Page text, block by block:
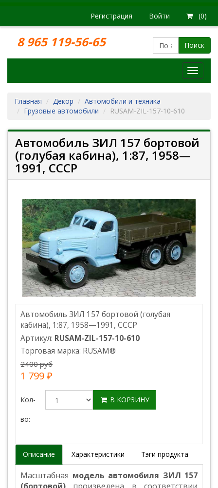
Регистрация Войти (0)
8 965 119-56-65 Поиск
Модели
Главная
Декор
Автомобили и техника
Грузовые автомобили
RUSAM-ZIL-157-10-610
Автомобиль ЗИЛ 157 бортовой
(голубая кабина), 1:87, 1958—
1991, СССР
Автомобиль ЗИЛ 157 бортовой (голубая
кабина), 1:87, 1958—1991, СССР
Артикул: RUSAM-ZIL-157-10-610
Торговая марка: RUSAM®
2400 руб
1 799 ₽
Кол-
во:
В КОРЗИНУ
Описание Характеристики Тэги продукта
Масштабная модель автомобиля ЗИЛ 157